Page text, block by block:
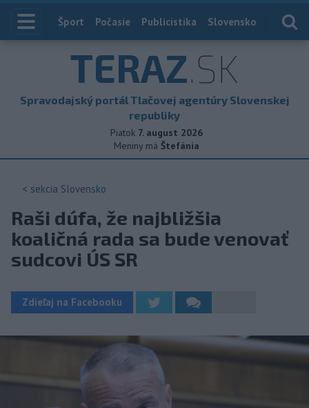
Index
Šport Počasie Publicistika Slovensko
TERAZ.SK
Spravodajský portál Tlačovej agentúry Slovenskej
republiky
Piatok 7. august 2026
Meniny má Štefánia
< sekcia Slovensko
Raši dúfa, že najbližšia
koaličná rada sa bude venovať
sudcovi ÚS SR
Zdieľaj na Facebooku